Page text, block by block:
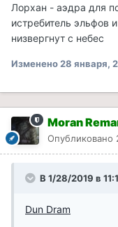
Лорхан - аэдра для
истребитель эльфов
низвергнут с небес
Изменено 28 января,
Moran
Опубликовано
В 1/28/2019 в
Dun Dram